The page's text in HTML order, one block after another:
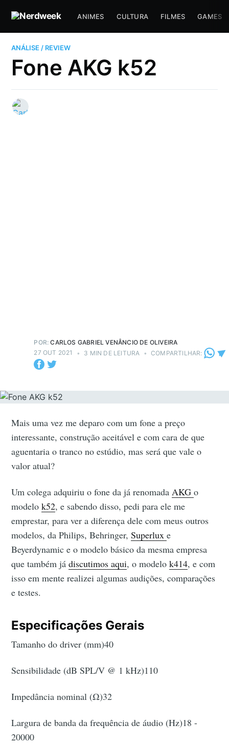
ANIMES CULTURA FILMES GAMES
ANÁLISE / REVIEW
Fone AKG k52
POR:CARLOS GABRIEL VENÂNCIO DE OLIVEIRA
27 OUT 2021
• 3 MIN DE LEITURA • COMPARTILHAR:
Mais uma vez me deparo com um fone a preço
interessante, construção aceitável e com cara de que
aguentaria o tranco no estúdio, mas será que vale o
valor atual?
Um colega adquiriu o fone da já renomadaAKGo
modelok52, e sabendo disso, pedi para ele me
emprestar, para ver a diferença dele com meus outros
modelos, da Philips, Behringer,Superluxe
Beyerdynamic e o modelo básico da mesma empresa
que também jádiscutimos aqui, o modelok414, e com
isso em mente realizei algumas audições, comparações
e testes.
Especificações Gerais
Tamanho do driver (mm)40
Sensibilidade (dB SPL/V @ 1 kHz)110
Impedância nominal (Ω)32
Largura de banda da frequência de áudio (Hz)18 -
20000